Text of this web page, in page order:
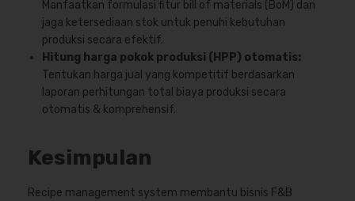
Manfaatkan formulasi fitur bill of materials (BoM) dan
jaga ketersediaan stok untuk penuhi kebutuhan
produksi secara efektif.
Hitung harga pokok produksi (HPP) otomatis:
Tentukan harga jual yang kompetitif berdasarkan
laporan perhitungan total biaya produksi secara
otomatis & komprehensif.
Kesimpulan
Recipe management system membantu bisnis F&B